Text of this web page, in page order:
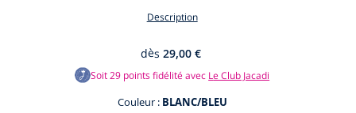
Description
dès 29,00 €
Soit29 points fidélité avec Le Club Jacadi
Couleur : BLANC/BLEU